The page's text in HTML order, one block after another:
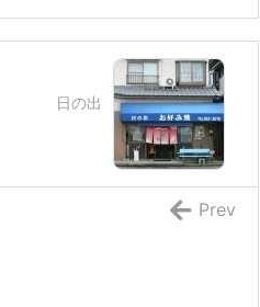
日の出
Prev